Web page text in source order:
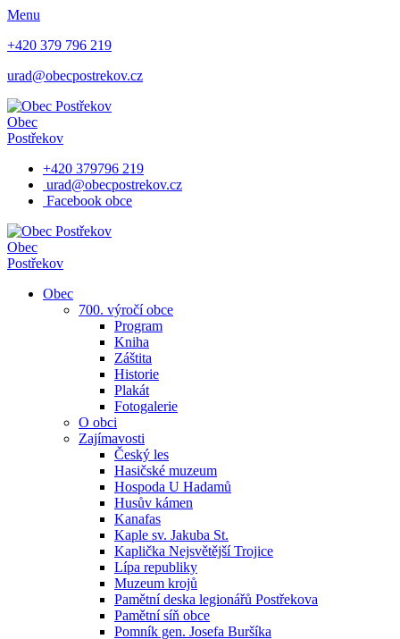
Menu
+420 379 796 219
urad@obecpostrekov.cz
Obec
Postřekov
+420 379796 219
urad@obecpostrekov.cz
Facebook​ obce
Obec
Postřekov
Obec
700. výročí obce
Program
Kniha
Záštita
Historie
Plakát
Fotogalerie
O obci
Zajímavosti
Český les
Hasičské muzeum
Hospoda U Hadamů
Husův kámen
Kanafas
Kaple sv. Jakuba St.
Kaplička Nejsvětější Trojice
Lípa republiky
Muzeum krojů
Pamětní deska legionářů Postřekova
Pamětní síň obce
Pomník gen. Josefa Buršíka